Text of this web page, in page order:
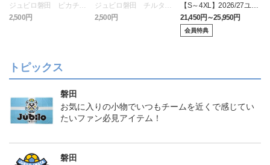
ジュビロ磐田 ピカチュ
ウ タオルマフラー
2,500円
ジュビロ磐田 チルタリ
ス タオルマフラー
2,500円
【S～4XL】2026/27ユニ
フォーム オーセンティッ
クモデル:FP1st
21,450円～25,950円
会員特典
トピックス
磐田
お気に入りの小物でいつもチームを近くで感じてい
たいファン必見アイテム！
磐田